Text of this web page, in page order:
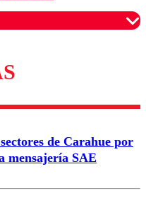
para garantizar un
de Carahue por
mensajería SAE